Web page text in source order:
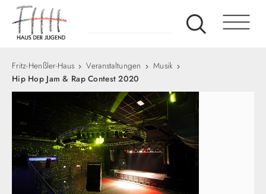
Fritz-Henßler-Haus Veranstaltungen
Musik
Hip Hop Jam & Rap Contest 2020